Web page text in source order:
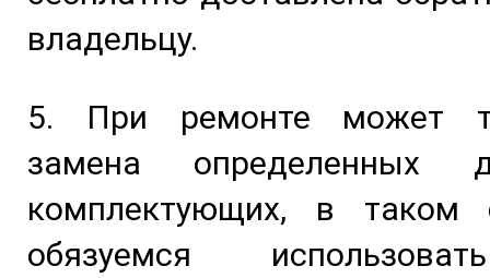
владельцу.
5. При ремонте может
замена определенных
комплектующих, в таком
обязуемся